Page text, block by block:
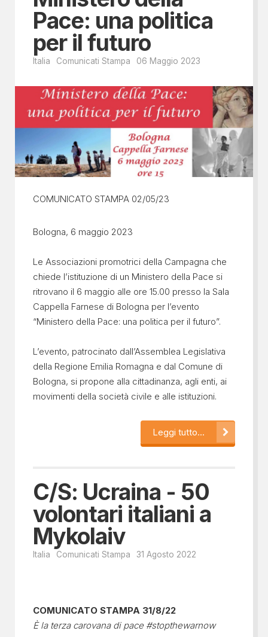
Pace: una politica
per il futuro
Italia Comunicati Stampa 06 Maggio 2023
COMUNICATO STAMPA 02/05/23
Bologna, 6 maggio 2023
Le Associazioni promotrici della Campagna che
chiede l’istituzione di un Ministero della Pace si
ritrovano il 6 maggio alle ore 15.00 presso la Sala
Cappella Farnese di Bologna per l’evento
“Ministero della Pace: una politica per il futuro”.
L’evento, patrocinato dall’Assemblea Legislativa
della Regione Emilia Romagna e dal Comune di
Bologna, si propone alla cittadinanza, agli enti, ai
movimenti della società civile e alle istituzioni.
Leggi tutto...
C/S: Ucraina - 50
volontari italiani a
Mykolaiv
Italia Comunicati Stampa 31 Agosto 2022
COMUNICATO STAMPA 31/8/22
È la terza carovana di pace #stopthewarnow